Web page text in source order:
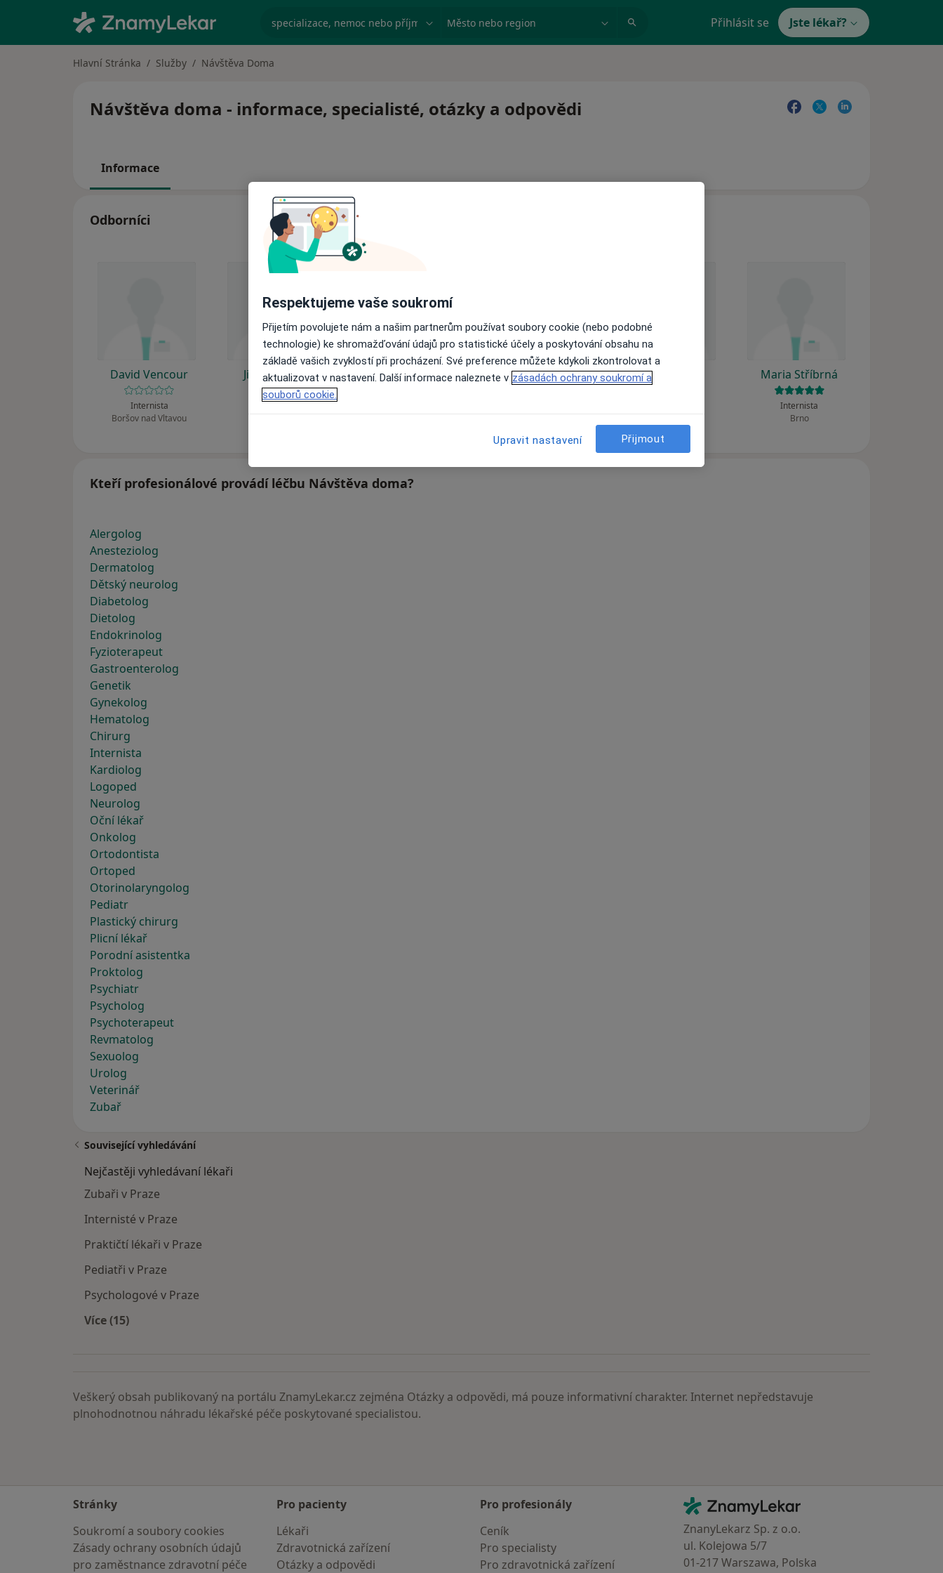
specializace, nemoc nebo příjmení Město nebo region Přihlásit se Jste lékař?
Hlavní Stránka Služby Návštěva Doma
Návštěva doma - informace, specialisté, otázky a odpovědi
Informace
Odborníci
David Vencour
Internista
Boršov nad Vltavou
Jitka Pokorná
Internista
Eva Kotulánová Miloslava Komrsková Dana Ácsová Maria Stříbrná
Internista
Brno
Kteří profesionálové provádí léčbu Návštěva doma?
Alergolog
Anesteziolog
Dermatolog
Dětský neurolog
Diabetolog
Dietolog
Endokrinolog
Fyzioterapeut
Gastroenterolog
Genetik
Gynekolog
Hematolog
Chirurg
Internista
Kardiolog
Logoped
Neurolog
Oční lékař
Onkolog
Ortodontista
Ortoped
Otorinolaryngolog
Pediatr
Plastický chirurg
Plicní lékař
Porodní asistentka
Proktolog
Psychiatr
Psycholog
Psychoterapeut
Revmatolog
Sexuolog
Urolog
Veterinář
Zubař
Související vyhledávání
Nejčastěji vyhledávaní lékaři
Zubaři v Praze
Internisté v Praze
Praktičtí lékaři v Praze
Pediatři v Praze
Psychologové v Praze
Více (15)
Veškerý obsah publikovaný na portálu ZnamyLekar.cz zejména Otázky a odpovědi, má pouze informativní charakter. Internet nepředstavuje
plnohodnotnou náhradu lékařské péče poskytované specialistou.
Stránky
Soukromí a soubory cookies
Zásady ochrany osobních údajů
pro zaměstnance zdravotní péče
Pro pacienty
Lékaři
Zdravotnická zařízení
Otázky a odpovědi
Pro profesionály
Ceník
Pro specialisty
Pro zdravotnická zařízení
Kontakt
ZnamyLekar - Hlavní stránka
ZnanyLekarz Sp. z o.o.
ul. Kolejowa 5/7
01-217 Warszawa, Polska
Respektujeme vaše soukromí
Přijetím povolujete nám a našim partnerům používat soubory cookie (nebo podobné
technologie) ke shromažďování údajů pro statistické účely a poskytování obsahu na
základě vašich zvyklostí při procházení. Své preference můžete kdykoli zkontrolovat a
aktualizovat v nastavení. Další informace naleznete v zásadách ochrany soukromí a
souborů cookie.
Upravit nastavení Přijmout